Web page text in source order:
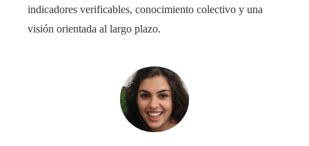
indicadores verificables, conocimiento colectivo y una
visión orientada al largo plazo.